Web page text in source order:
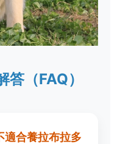
（FAQ）
適合養拉布拉多